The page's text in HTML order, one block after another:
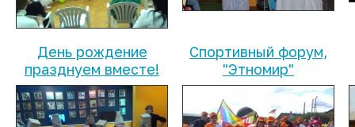
День рождение
празднуем вместе!
Спортивный форум,
"Этномир"